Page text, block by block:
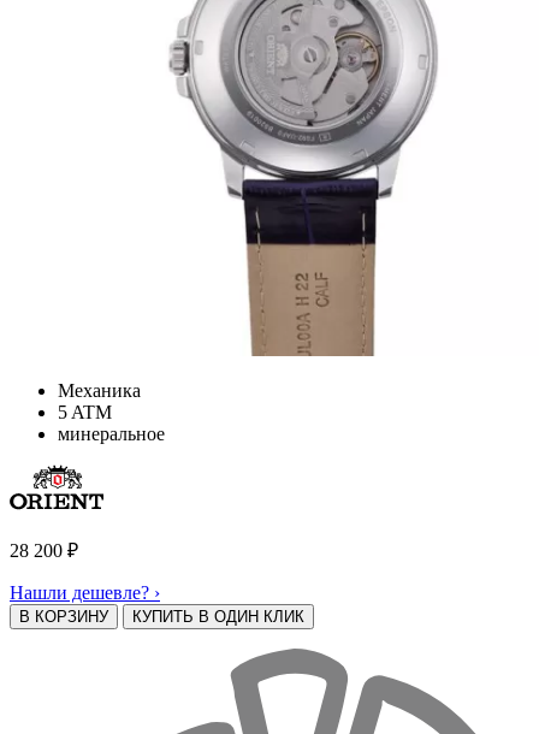
Механика
5 ATM
минеральное
28 200 ₽
Нашли дешевле? ›
В КОРЗИНУ КУПИТЬ В ОДИН КЛИК